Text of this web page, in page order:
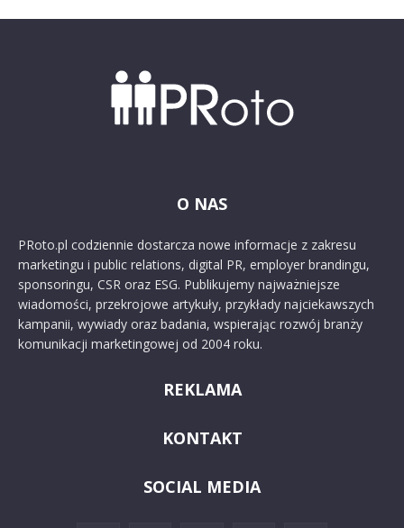
O NAS
PRoto.pl codziennie dostarcza nowe informacje z zakresu
marketingu i public relations, digital PR, employer brandingu,
sponsoringu, CSR oraz ESG. Publikujemy najważniejsze
wiadomości, przekrojowe artykuły, przykłady najciekawszych
kampanii, wywiady oraz badania, wspierając rozwój branży
komunikacji marketingowej od 2004 roku.
REKLAMA
KONTAKT
SOCIAL MEDIA